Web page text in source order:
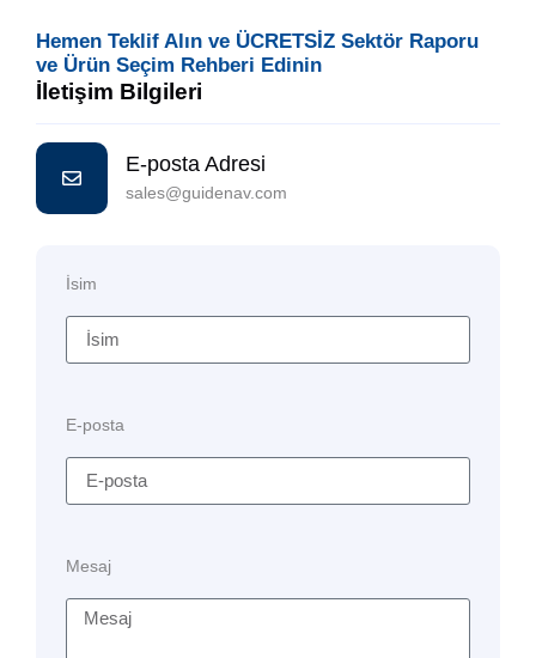
Hemen Teklif Alın ve ÜCRETSİZ Sektör Raporu
ve Ürün Seçim Rehberi Edinin
İletişim Bilgileri
E-posta Adresi
sales@guidenav.com
İsim
E-posta
Mesaj